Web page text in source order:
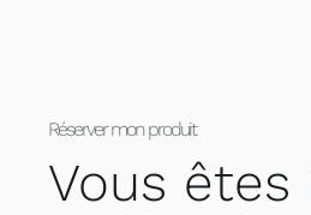
Réserver mon produit
Vous êtes